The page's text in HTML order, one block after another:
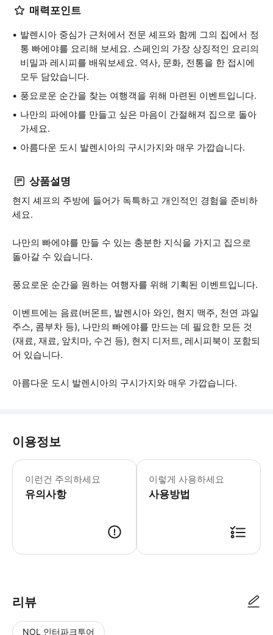
매력포인트
발렌시아 중심가 근처에서 전문 셰프와 함께 그의 집에서 정
통 빠에야를 요리해 보세요. 스페인의 가장 상징적인 요리의
비밀과 레시피를 배워보세요. 역사, 문화, 전통을 한 접시에
모두 담았습니다.
풍요로운 순간을 찾는 여행객을 위해 마련된 이벤트입니다.
나만의 파에야를 만들고 싶은 마음이 간절해져 집으로 돌아
가세요.
아름다운 도시 발렌시아의 구시가지와 매우 가깝습니다.
상품설명
현지 셰프의 주방에 들어가 독특하고 개인적인 경험을 준비하
세요.
나만의 빠에야를 만들 수 있는 충분한 지식을 가지고 집으로
돌아갈 수 있습니다.
풍요로운 순간을 원하는 여행자를 위해 기획된 이벤트입니다.
이벤트에는 음료(버몬트, 발렌시아 와인, 현지 맥주, 천연 과일
주스, 콤부차 등), 나만의 빠에야를 만드는 데 필요한 모든 것
(재료, 재료, 앞치마, 수건 등), 현지 디저트, 레시피북이 포함되
어 있습니다.
아름다운 도시 발렌시아의 구시가지와 매우 가깝습니다.
이용정보
이런건 주의하세요
유의사항
* 소요시간 : 180분 (옵션에 따라 소요
이렇게 사용하세요
사용방법
리뷰
NOL 인터파크투어